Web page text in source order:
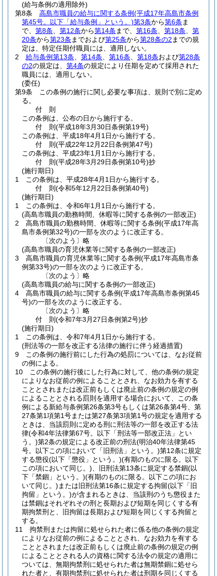
(給与条例の適用除外)
第8条
高島市職員の給与に関する条例(平成17年高島市条例
第45号。以下「給与条例」という。)第3条から第6条 ま
で、 第8条 第12条から第14条 まで、 第16条 第18条
第
20条から第23条 までおよび第25条から第28条の2 までの規
定は、特定任期付職員には、適用しない。
2
給与条例第13条 第14条 第16条 第18条および第28条
の2の規定は、 第4条の規定により任期を定めて採用された
職員には、適用しない。
(委任)
第9条
この条例の施行に関し必要な事項は、規則で別に定め
る。
付 則
この条例は、公布の日から施行する。
付 則(平成18年3月30日条例第19号)
この条例は、平成18年4月1日から施行する。
付 則(平成22年12月22日条例第47号)
この条例は、平成23年1月1日から施行する。
付 則(平成28年3月29日条例第10号)抄
(施行期日)
1
この条例は、平成28年4月1日から施行する。
付 則(令和5年12月22日条例第40号)
(施行期日)
1
この条例は、令和6年1月1日から施行する。
(高島市職員の勤務時間、休暇等に関する条例の一部改正)
2
高島市職員の勤務時間、休暇等に関する条例(平成17年高
島市条例第32号)の一部を次のように改正する。
〔次のよう〕略
(高島市職員の育児休業等に関する条例の一部改正)
3
高島市職員の育児休業等に関する条例(平成17年高島市条
例第33号)の一部を次のように改正する。
〔次のよう〕略
(高島市職員の給与に関する条例の一部改正)
4
高島市職員の給与に関する条例(平成17年高島市条例第45
号)の一部を次のように改正する。
〔次のよう〕略
付 則(令和7年3月27日条例第2号)抄
(施行期日)
1
この条例は、令和7年4月1日から施行する。
(刑法等の一部を改正する法律の施行に伴う経過措置)
9
この条例の施行前にした行為の処罰については、なお従前
の例による。
10
この条例の施行後にした行為に対して、他の条例の規定
によりなお従前の例によることとされ、なお効力を有する
こととされまたは改正前もしくは廃止前の条例の規定の例
によることとされる罰則を適用する場合において、この条
例による新給与条例第26条第3号もしくは第26条第4号、第
27条第1項第1号または第27条第3項第1号の規定を適用する
ときは、当該罰則に定める刑に刑法等の一部を改正する法
律(令和4年法律第67号。以下「刑法等一部改正法」とい
う。)第2条の規定による改正前の刑法(明治40年法律第45
号。以下この項において「旧刑法」という。)第12条に規定
する懲役(以下「懲役」という。)(有期のものに限る。以下
この項において同じ。) 、旧刑法第13条に規定する禁錮(以
下「禁錮」という。)(有期のものに限る。以下この項にお
いて同じ。) または旧刑法第16条に規定する拘留(以下「旧
拘留」という。)が含まれるときは、当該刑のうち懲役また
は禁錮はそれぞれその刑と長期および短期を同じくする有
期拘禁刑と、旧拘留は長期および短期を同じくする拘留と
する。
11
拘禁刑または拘留に処せられた者に係る他の条例の規定
によりなお従前の例によることとされ、なお効力を有する
こととされまたは改正前もしくは廃止前の条例の規定の例
によることとされる人の資格に関する法令の規定の適用に
ついては、無期拘禁刑に処せられた者は無期禁錮に処せら
れた者と、有期拘禁刑に処せられた者は刑期を同じくする